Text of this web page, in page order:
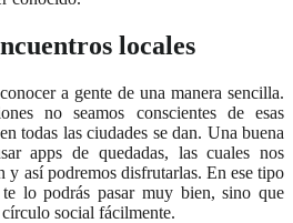
locales
a gente de una manera sencilla.
no seamos conscientes de esas
todas las ciudades se dan. Una buena
apps de quedadas, las cuales nos
y así podremos disfrutarlas. En ese tipo
lo podrás pasar muy bien, sino que
social fácilmente.